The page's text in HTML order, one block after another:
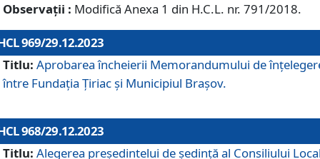
Observații : Modifică Anexa 1 din H.C.L. nr. 791/2018.
969/29.12.2023
Titlu: Aprobarea încheierii Memorandumului de
între Fundația Țiriac și Municipiul Brașov.
968/29.12.2023
Titlu: Alegerea preşedintelui de şedinţă al Consiliului